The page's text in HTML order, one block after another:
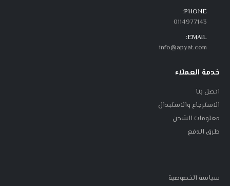
PHONE:
0114977143
EMAIL:
info@apyat.com
خدمة العملاء
اتصل بنا
الاسترجاع والاستبدال
معلومات الشحن
طرق الدفع
سياسة الخصوصية